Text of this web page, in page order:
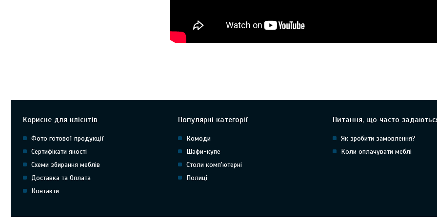
Корисне для клієнтів
Фото готової продукції
Сертифікати якості
Схеми збирання меблів
Доставка та Оплата
Контакти
Популярні категорії
Комоди
Шафи-купе
Столи комп'ютерні
Полиці
Питання, що часто
Як зробити замовлення?
Коли оплачувати меблі